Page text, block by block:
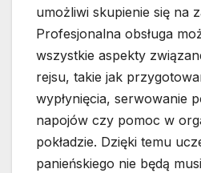
umożliwi skupienie się na
Profesjonalna obsługa
wszystkie aspekty
rejsu, takie jak
wypłynięcia, serwowanie
napojów czy pomoc w
pokładzie. Dzięki temu
panieńskiego nie będą